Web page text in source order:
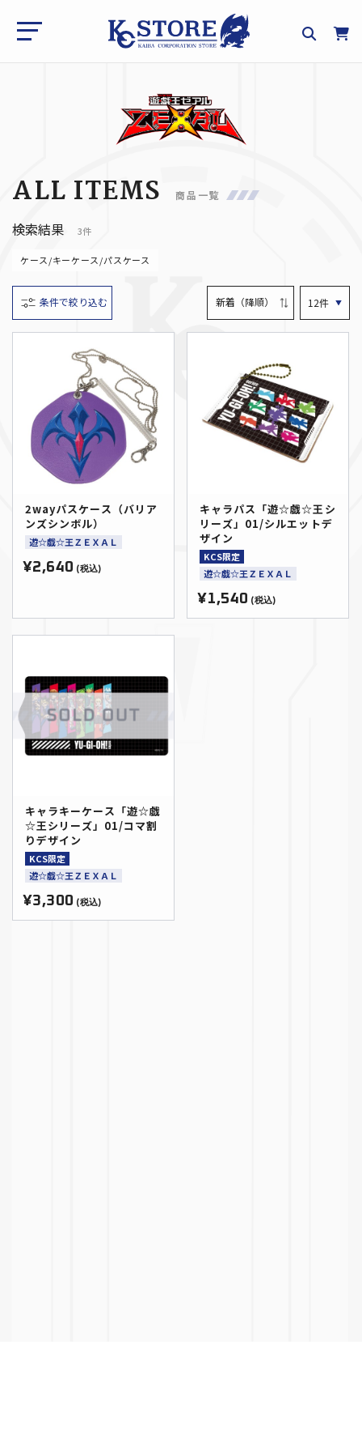
ALL ITEMS 商品一覧
検索結果 3件
ケース/キーケース/パスケース
条件で絞り込む
2wayパスケース（バリア
ンズシンボル）
遊☆戯☆王ＺＥＸＡＬ
¥2,640 (税込)
キャラパス「遊☆戯☆王シ
リーズ」01/シルエットデ
ザイン
KCS限定
遊☆戯☆王ＺＥＸＡＬ
¥1,540 (税込)
キャラキーケース「遊☆戯
☆王シリーズ」01/コマ割
りデザイン
KCS限定
遊☆戯☆王ＺＥＸＡＬ
¥3,300 (税込)